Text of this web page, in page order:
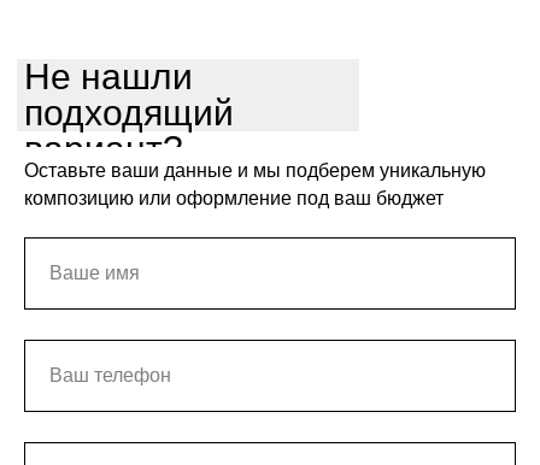
Не нашли
подходящий
вариант?
Оставьте ваши данные и мы подберем уникальную
композицию или оформление под ваш бюджет